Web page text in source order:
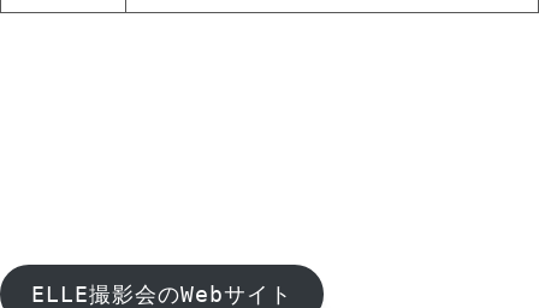
ELLE撮影会のWebサイト